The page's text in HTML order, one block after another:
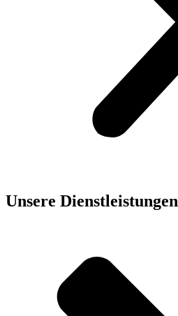
Unsere Dienst­leistungen